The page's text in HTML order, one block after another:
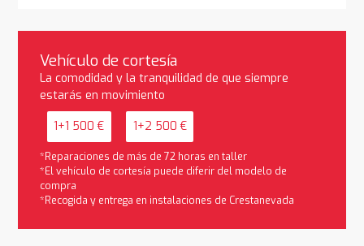
Vehículo de cortesía
La comodidad y la tranquilidad de que siempre
estarás en movimiento
1+1 500 € 1+2 500 €
*Reparaciones de más de 72 horas en taller
*El vehículo de cortesía puede diferir del modelo de
compra
*Recogida y entrega en instalaciones de Crestanevada